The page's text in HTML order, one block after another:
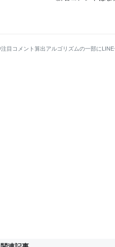
注目コメント算出アルゴリズムの一部に